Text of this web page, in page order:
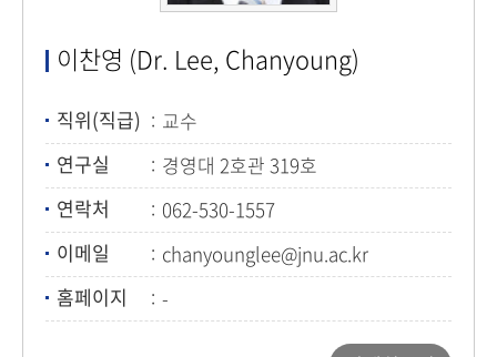
이찬영 (Dr. Lee, Chanyoung)
직위(직급)
교수
연구실
경영대 2호관 319호
연락처
062-530-1557
이메일
chanyounglee@jnu.ac.kr
홈페이지
-